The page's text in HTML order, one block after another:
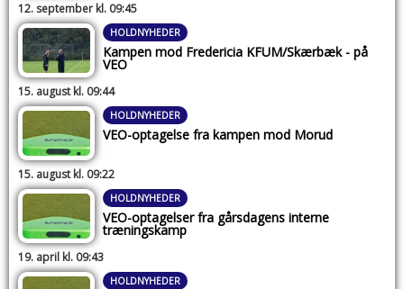
12. september kl. 09:45
HOLDNYHEDER
Kampen mod Fredericia KFUM/Skærbæk - på
VEO
15. august kl. 09:44
HOLDNYHEDER
VEO-optagelse fra kampen mod Morud
15. august kl. 09:22
HOLDNYHEDER
VEO-optagelser fra gårsdagens interne
træningskamp
19. april kl. 09:43
HOLDNYHEDER